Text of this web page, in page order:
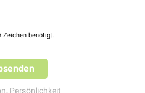
Zeichen benötigt.
, Persönlichkeit